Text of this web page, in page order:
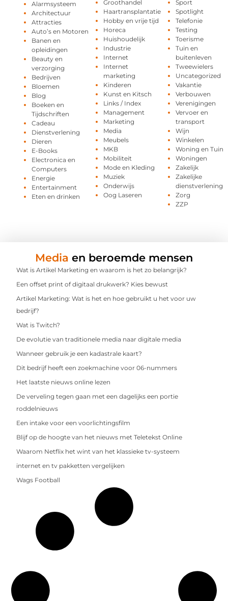
Alarmsysteem
Architectuur
Attracties
Auto’s en Motoren
Banen en
opleidingen
Beauty en
verzorging
Bedrijven
Bloemen
Blog
Boeken en
Tijdschriften
Cadeau
Dienstverlening
Dieren
E-Books
Electronica en
Computers
Energie
Entertainment
Eten en drinken
Groothandel
Haartransplantatie
Hobby en vrije tijd
Horeca
Huishoudelijk
Industrie
Internet
Internet
marketing
Kinderen
Kunst en Kitsch
Links / Index
Management
Marketing
Media
Meubels
MKB
Mobiliteit
Mode en Kleding
Muziek
Onderwijs
Oog Laseren
Sport
Spotlight
Telefonie
Testing
Toerisme
Tuin en
buitenleven
Tweewielers
Uncategorized
Vakantie
Verbouwen
Verenigingen
Vervoer en
transport
Wijn
Winkelen
Woning en Tuin
Woningen
Zakelijk
Zakelijke
dienstverlening
Zorg
ZZP
Media en beroemde mensen
Wat is Artikel Marketing en waarom is het zo belangrijk?
Een offset print of digitaal drukwerk? Kies bewust
Artikel Marketing: Wat is het en hoe gebruikt u het voor uw
bedrijf?
Wat is Twitch?
De evolutie van traditionele media naar digitale media
Wanneer gebruik je een kadastrale kaart?
Dit bedrijf heeft een zoekmachine voor 06-nummers
Het laatste nieuws online lezen
De verveling tegen gaan met een dagelijks een portie
roddelnieuws
Een intake voor een voorlichtingsfilm
Blijf op de hoogte van het nieuws met Teletekst Online
Waarom Netflix het wint van het klassieke tv-systeem
internet en tv pakketten vergelijken
Wags Football